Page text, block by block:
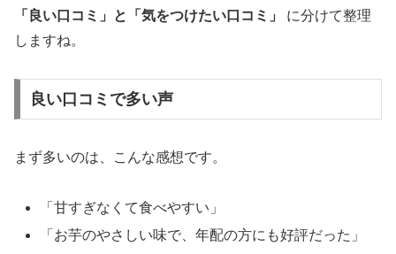
「良い口コミ」と「気をつけたい口コミ」
に分けて整理
しますね。
良い口コミで多い声
まず多いのは、こんな感想です。
「甘すぎなくて食べやすい」
「お芋のやさしい味で、年配の方にも好評だった」